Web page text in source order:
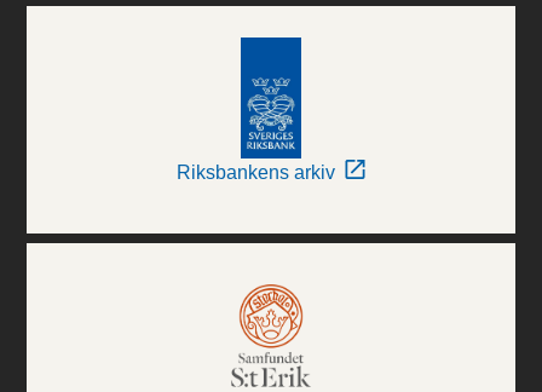
Riksbankens arkiv